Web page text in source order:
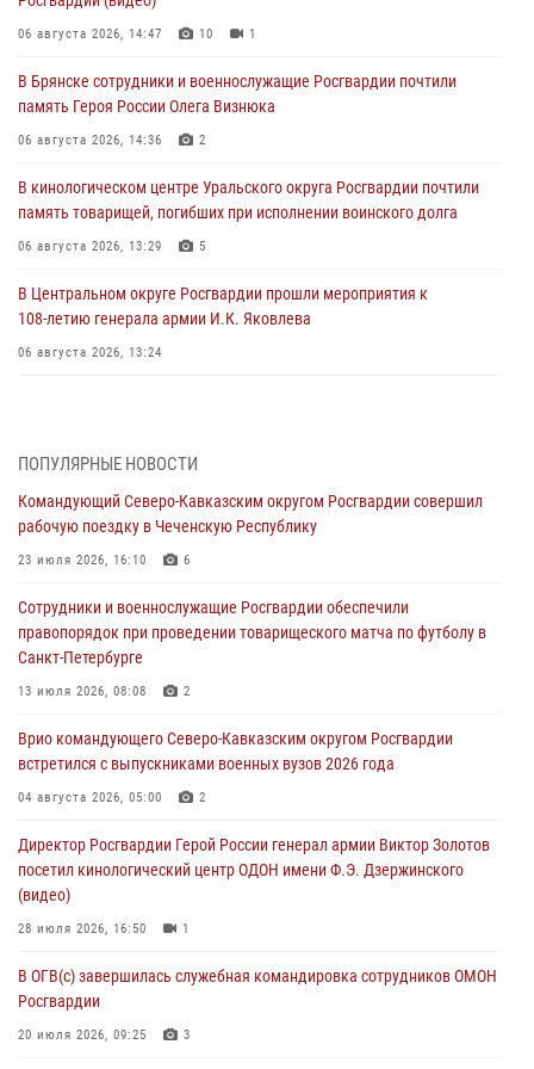
06 августа 2026, 14:47 10 1
В Брянске сотрудники и военнослужащие Росгвардии почтили
память Героя России Олега Визнюка
06 августа 2026, 14:36 2
В кинологическом центре Уральского округа Росгвардии почтили
память товарищей, погибших при исполнении воинского долга
06 августа 2026, 13:29 5
В Центральном округе Росгвардии прошли мероприятия к
108‑летию генерала армии И.К. Яковлева
06 августа 2026, 13:24
06 августа 2026, 12:35 1
Росгвардейцы провели выставку вооружения для участников сбора
«Гвардеец» в Пензе (видео)
06 августа 2026, 12:00
В Курске росгвардейцы приняли участие в митинге, посвященном
второй годовщине вторжения ВСУ на территорию области
06 августа 2026, 11:56
угрожавшего подростку травматическим пистолетом
06 августа 2026, 11:33
крупная нарколаборатория
ПОПУЛЯРНЫЕ НОВОСТИ
Командующий Северо-Кавказским округом Росгвардии совершил
рабочую поездку в Чеченскую Республику
23 июля 2026, 16:10 6
Сотрудники и военнослужащие Росгвардии обеспечили
правопорядок при проведении товарищеского матча по футболу в
Санкт-Петербурге
13 июля 2026, 08:08 2
Врио командующего Северо-Кавказским округом Росгвардии
встретился с выпускниками военных вузов 2026 года
04 августа 2026, 05:00 2
Директор Росгвардии Герой России генерал армии Виктор Золотов
посетил кинологический центр ОДОН имени Ф.Э. Дзержинского
(видео)
28 июля 2026, 16:50 1
В ОГВ(с) завершилась служебная командировка сотрудников ОМОН
Росгвардии
20 июля 2026, 09:25 3